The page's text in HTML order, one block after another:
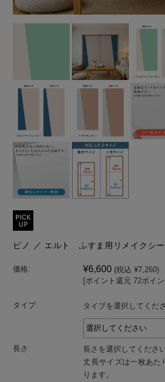
ビノ ／ エルト ふすま用リメイクシ
価格: ¥6,600 (税込 ¥7,260)
[ポイント還元 72ポイ
タイプ: タイプを選択してくださ
長さ:
長さを選択してください
丈長サイズは一枚あた
ります。